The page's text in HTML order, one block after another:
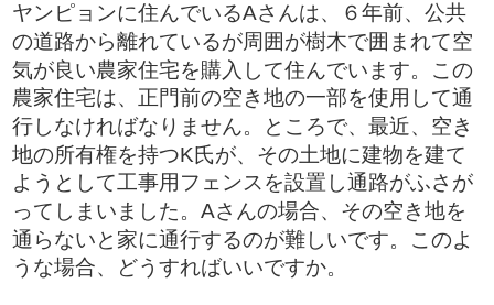
​ヤンピョンに住んでいるAさんは、６年前、公共
の道路から離れているが周囲が樹木で囲まれて空
気が良い農家住宅を購入して住んでいます。この
農家住宅は、正門前の空き地の一部を使用して通
行しなければなりません。ところで、最近、空き
地の所有権を持つK氏が、その土地に建物を建て
ようとして工事用フェンスを設置し通路がふさが
ってしまいました。Aさんの場合、その空き地を
通らないと家に通行するのが難しいです。このよ
うな場合、どうすればいいですか。